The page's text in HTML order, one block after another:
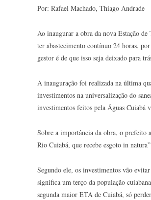
Por: Rafael Machado, Thiago Andrade
Ao inaugurar a obra da nova Estação
ter abastecimento contínuo 24 horas,
gestor é de que isso seja deixado para
A inauguração foi realizada na última
investimentos na universalização do
investimentos feitos pela Águas Cuiabá
Sobre a importância da obra, o prefeito
Rio Cuiabá, que recebe esgoto in
Segundo ele, os investimentos vão
significa um terço da população
segunda maior ETA de Cuiabá, só